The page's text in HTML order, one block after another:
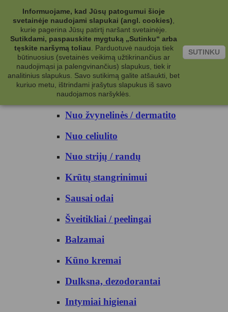
Kategorijos
Kosmetika
Kūno priežiūrai
Nuo prakaito
Kūno prausikliai
Nuo žvynelinės / dermatito
Nuo celiulito
Nuo strijų / randų
Krūtų stangrinimui
Sausai odai
Šveitikliai / peelingai
Balzamai
Kūno kremai
Dulksna, dezodorantai
Intymiai higienai
Informuojame, kad Jūsų patogumui šioje
svetainėje naudojami slapukai (angl. cookies)
kurie pagerina Jūsų patirtį naršant svetainėje.
Sutikdami, paspauskite mygtuką „Sutinku“ arba
tęskite naršymą toliau
Parduotuvė naudoja tiek
būtinuosius (svetainės veikimą užtikrinančius ar
naudojimąsi ja palengvinančius) slapukus, tiek ir
analitinius slapukus. Savo sutikimą galite atšaukti, bet
kuriuo metu, ištrindami įrašytus slapukus iš savo
naudojamos naršyklės.
SUTINKU